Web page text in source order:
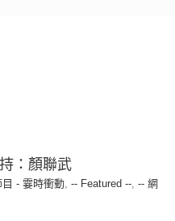
：顏聯武
- 霎時衝動, -- Featured --, -- 網